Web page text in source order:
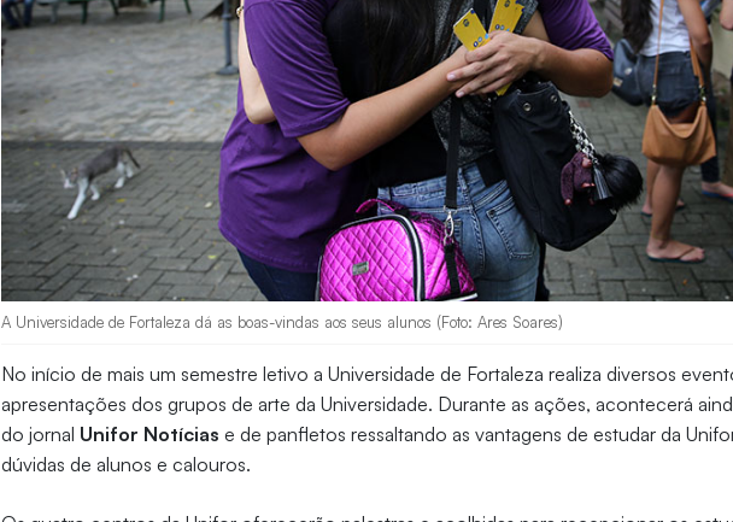
A Universidade de Fortaleza dá as boas-vindas aos seus alunos (Foto: Ares Soares)
No início de mais um semestre letivo a Universidade de Fortaleza realiza diversos
apresentações dos grupos de arte da Universidade. Durante as ações, acontecerá
do jornal Unifor Notícias e de panfletos ressaltando as vantagens de estudar da
dúvidas de alunos e calouros.